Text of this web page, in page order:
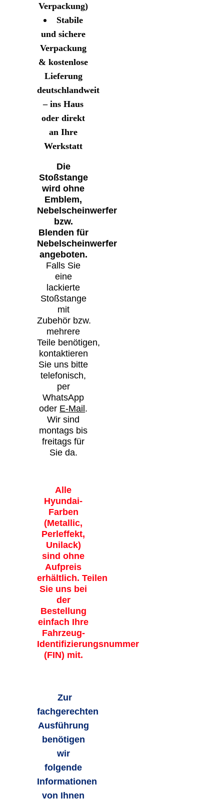
Verpackung)
Stabile
und sichere
Verpackung
& kostenlose
Lieferung
deutschlandweit
– ins Haus
oder direkt
an Ihre
Werkstatt
Die
Stoßstange
wird ohne
Emblem,
Nebelscheinwerfer
bzw.
Blenden für
Nebelscheinwerfer
angeboten.
Falls Sie
eine
lackierte
Stoßstange
mit
Zubehör bzw.
mehrere
Teile benötigen,
kontaktieren
Sie uns bitte
telefonisch,
per
WhatsApp
oder E-Mail.
Wir sind
montags bis
freitags für
Sie da.
Alle
Hyundai-
Farben
(Metallic,
Perleffekt,
Unilack)
sind ohne
Aufpreis
erhältlich. Teilen
Sie uns bei
der
Bestellung
einfach Ihre
Fahrzeug-
Identifizierungsnummer
(FIN) mit.
Zur
fachgerechten
Ausführung
benötigen
wir
folgende
Informationen
von Ihnen